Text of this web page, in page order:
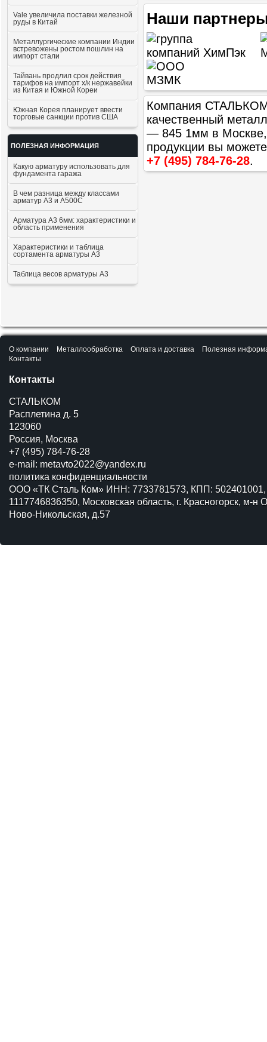
Vale увеличила поставки железной
руды в Китай
Металлургические компании Индии
встревожены ростом пошлин на
импорт стали
Тайвань продлил срок действия
тарифов на импорт х/к нержавейки
из Китая и Южной Кореи
Южная Корея планирует ввести
торговые санкции против США
ПОЛЕЗНАЯ ИНФОРМАЦИЯ
Какую арматуру использовать для
фундамента гаража
В чем разница между классами
арматур А3 и А500С
Арматура А3 6мм: характеристики и
область применения
Характеристики и таблица
сортамента арматуры А3
Таблица весов арматуры А3
Наши
Компания СТАЛЬКОМ
качественный
— 845 1мм в
продукции вы
+7 (495) 784-76-28.
О компании Металлообработка Оплата и доставка
Полезная
Контакты
Контакты
СТАЛЬКОМ
Расплетина д. 5
123060
Россия, Москва
+7 (495) 784-76-28
e-mail: metavto2022@yandex.ru
политика конфиденциальности
ООО «ТК Сталь Ком» ИНН: 7733781573, КПП:
1117746836350, Московская область, г. Красногорск, м-н
Ново-Никольская, д.57